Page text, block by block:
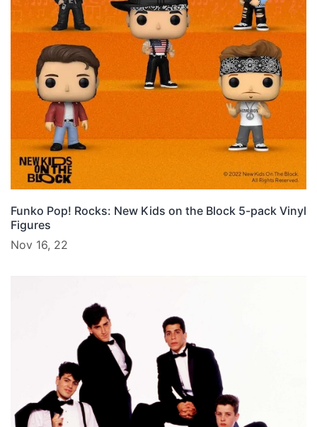
Funko Pop! Rocks: New Kids on the Block 5-pack Vinyl
Figures
Nov 16, 22